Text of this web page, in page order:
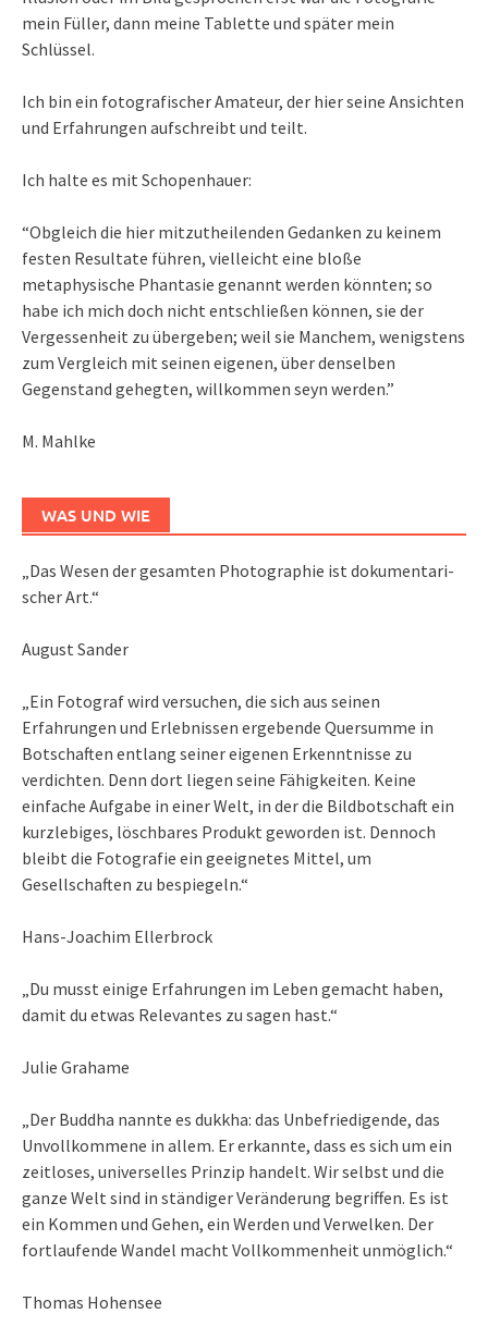
mein Füller, dann meine Tablette und später mein
Schlüssel.
Ich bin ein fotografischer Amateur, der hier seine Ansichten
und Erfahrungen aufschreibt und teilt.
Ich halte es mit Schopenhauer:
“Obgleich die hier mitzutheilenden Gedanken zu keinem
festen Resultate führen, vielleicht eine bloße
metaphysische Phantasie genannt werden könnten; so
habe ich mich doch nicht entschließen können, sie der
Vergessenheit zu übergeben; weil sie Manchem, wenigstens
zum Vergleich mit seinen eigenen, über denselben
Gegenstand gehegten, willkommen seyn werden.”
M. Mahlke
WAS UND WIE
„Das We­sen der ge­sam­ten Pho­to­gra­phie ist do­ku­men­ta­ri­
scher Art.“
August Sander
„Ein Fotograf wird versuchen, die sich aus seinen
Erfahrungen und Erlebnissen ergebende Quersumme in
Botschaften entlang seiner eigenen Erkenntnisse zu
verdichten. Denn dort liegen seine Fähigkeiten. Keine
einfache Aufgabe in einer Welt, in der die Bildbotschaft ein
kurzlebiges, löschbares Produkt geworden ist. Dennoch
bleibt die Fotografie ein geeignetes Mittel, um
Gesellschaften zu bespiegeln.“
Hans-Joachim Ellerbrock
„Du musst einige Erfahrungen im Leben gemacht haben,
damit du etwas Relevantes zu sagen hast.“
Julie Grahame
„Der Buddha nannte es dukkha: das Unbefriedigende, das
Unvollkommene in allem. Er erkannte, dass es sich um ein
zeitloses, universelles Prinzip handelt. Wir selbst und die
ganze Welt sind in ständiger Veränderung begriffen. Es ist
ein Kommen und Gehen, ein Werden und Verwelken. Der
fortlaufende Wandel macht Vollkommenheit unmöglich.“
Thomas Hohensee